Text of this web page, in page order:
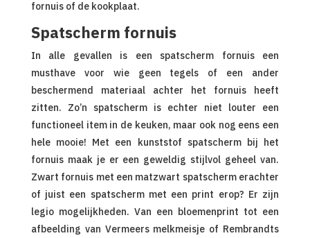
fornuis of de kookplaat.
Spatscherm fornuis
In alle gevallen is een spatscherm fornuis een
musthave voor wie geen tegels of een ander
beschermend materiaal achter het fornuis heeft
zitten. Zo’n spatscherm is echter niet louter een
functioneel item in de keuken, maar ook nog eens een
hele mooie! Met een kunststof spatscherm bij het
fornuis maak je er een geweldig stijlvol geheel van.
Zwart fornuis met een matzwart spatscherm erachter
of juist een spatscherm met een print erop? Er zijn
legio mogelijkheden. Van een bloemenprint tot een
afbeelding van Vermeers melkmeisje of Rembrandts